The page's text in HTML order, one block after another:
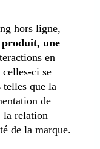
hors ligne,
une
en
ci se
telles que la
de
la relation
de la marque.